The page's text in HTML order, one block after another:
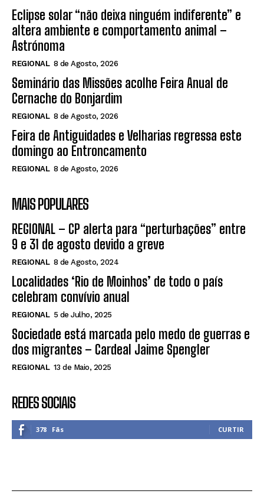
Eclipse solar “não deixa ninguém indiferente” e
altera ambiente e comportamento animal –
Astrónoma
REGIONAL 8 de Agosto, 2026
Seminário das Missões acolhe Feira Anual de
Cernache do Bonjardim
REGIONAL 8 de Agosto, 2026
Feira de Antiguidades e Velharias regressa este
domingo ao Entroncamento
REGIONAL 8 de Agosto, 2026
MAIS POPULARES
REGIONAL – CP alerta para “perturbações” entre
9 e 31 de agosto devido a greve
REGIONAL 8 de Agosto, 2024
Localidades ‘Rio de Moinhos’ de todo o país
celebram convívio anual
REGIONAL 5 de Julho, 2025
Sociedade está marcada pelo medo de guerras e
dos migrantes – Cardeal Jaime Spengler
REGIONAL 13 de Maio, 2025
REDES SOCIAIS
378 Fãs CURTIR